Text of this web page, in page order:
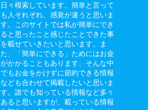
日々模索しています。簡単と言って
も人それぞれ、感覚が違うと思いま
す。このサイトでは私が簡単にでき
ると思ったこと感じたことできた事
を載せていきたいと思います。ま
た、「簡単にできる」ためにはお金
がかかることもあります、そんな中
でもお金をかけずに節約できる情報
なども合わせて掲載したいと思いま
す。誰でも知っている情報など多々
あると思いますが、載っている情報